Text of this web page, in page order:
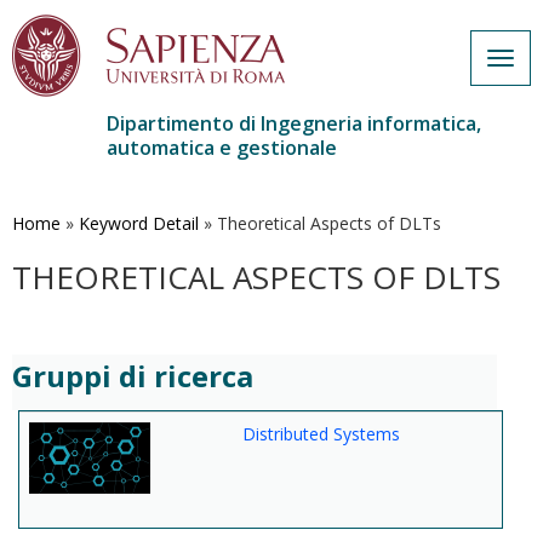
contenuto
Dipartimento di Ingegneria informatica,
automatica e gestionale
Home » Keyword Detail » Theoretical Aspects of DLTs
THEORETICAL ASPECTS OF DLTS
Gruppi di ricerca
Distributed Systems